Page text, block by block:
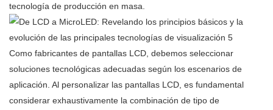
tecnología de producción en masa.
Como fabricantes de pantallas LCD, debemos seleccionar
soluciones tecnológicas adecuadas según los escenarios de
aplicación. Al personalizar las pantallas LCD, es fundamental
considerar exhaustivamente la combinación de tipo de